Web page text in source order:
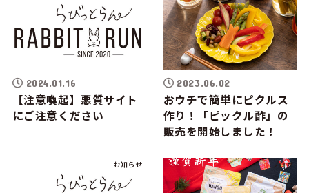
2024.01.16
【注意喚起】悪質サイト
にご注意ください
2023.06.02
おウチで簡単にピクルス
作り！「ピックル酢」の
販売を開始しました！
お知らせ ブログ